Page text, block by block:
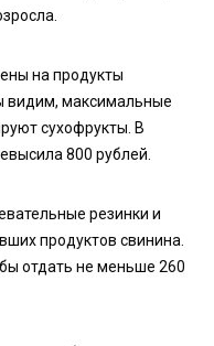
на продукты
видим, максимальные
сухофрукты. В
800 рублей.
резинки и
продуктов свинина.
отдать не меньше 260